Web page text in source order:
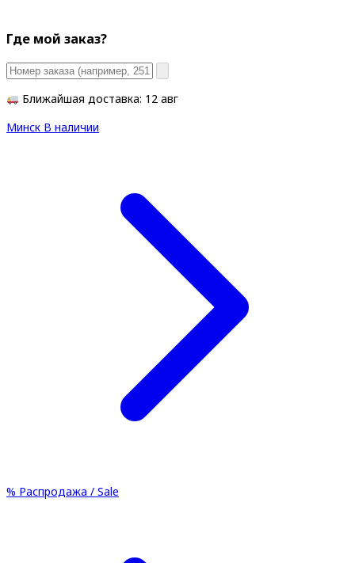
Где мой заказ?
Ближайшая доставка: 12 авг
Минск В наличии
% Распродажа / Sale